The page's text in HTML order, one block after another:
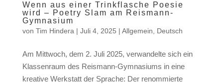
Wenn aus einer Trinkflasche Poesie
wird – Poetry Slam am Reismann-
Gymnasium
von Tim Hindera| Juli 4, 2025 | Allgemein, Deutsch
Am Mittwoch, dem 2. Juli 2025, verwandelte sich ein
Klassenraum des Reismann-Gymnasiums in eine
kreative Werkstatt der Sprache: Der renommierte